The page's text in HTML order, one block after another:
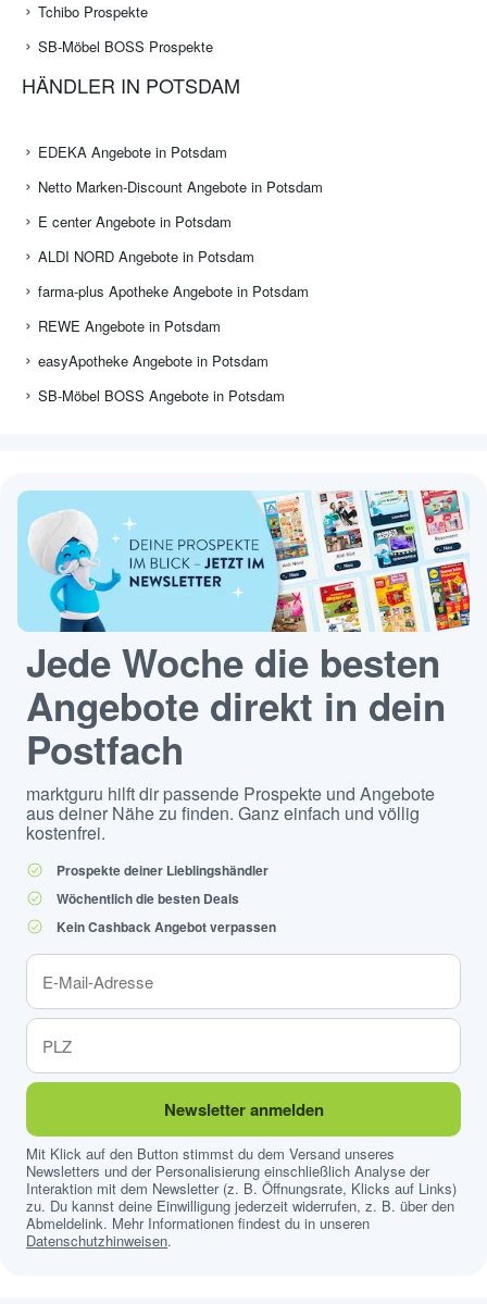
Tchibo Prospekte
SB-Möbel BOSS Prospekte
HÄNDLER IN POTSDAM
EDEKA Angebote in Potsdam
Netto Marken-Discount Angebote in Potsdam
E center Angebote in Potsdam
ALDI NORD Angebote in Potsdam
farma-plus Apotheke Angebote in Potsdam
REWE Angebote in Potsdam
easyApotheke Angebote in Potsdam
SB-Möbel BOSS Angebote in Potsdam
Jede Woche die besten
Angebote direkt in dein
Postfach
marktguru hilft dir passende Prospekte und Angebote
aus deiner Nähe zu finden. Ganz einfach und völlig
kostenfrei.
Prospekte deiner Lieblingshändler
Wöchentlich die besten Deals
Kein Cashback Angebot verpassen
Newsletter anmelden
Mit Klick auf den Button stimmst du dem Versand unseres
Newsletters und der Personalisierung einschließlich Analyse der
Interaktion mit dem Newsletter (z. B. Öffnungsrate, Klicks auf Links)
zu. Du kannst deine Einwilligung jederzeit widerrufen, z. B. über den
Abmeldelink. Mehr Informationen findest du in unseren
Datenschutzhinweisen.